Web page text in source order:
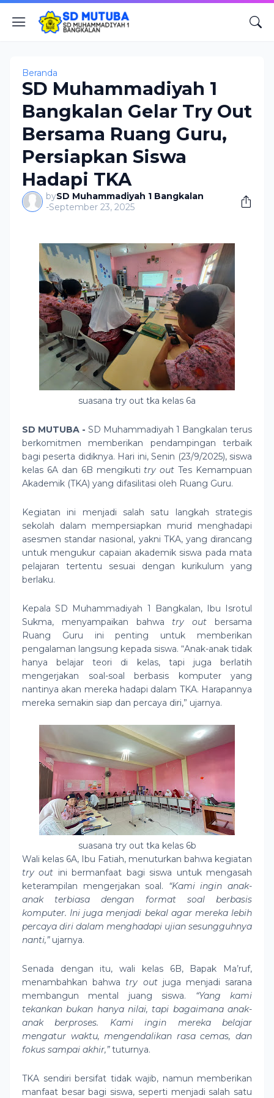
Beranda
SD Muhammadiyah 1
Bangkalan Gelar Try Out
Bersama Ruang Guru,
Persiapkan Siswa
Hadapi TKA
bySD Muhammadiyah 1 Bangkalan
-September 23, 2025
suasana try out tka kelas 6a
SD MUTUBA - SD Muhammadiyah 1 Bangkalan terus
berkomitmen memberikan pendampingan terbaik
bagi peserta didiknya. Hari ini, Senin (23/9/2025), siswa
kelas 6A dan 6B mengikuti try out Tes Kemampuan
Akademik (TKA) yang difasilitasi oleh Ruang Guru.
Kegiatan ini menjadi salah satu langkah strategis
sekolah dalam mempersiapkan murid menghadapi
asesmen standar nasional, yakni TKA, yang dirancang
untuk mengukur capaian akademik siswa pada mata
pelajaran tertentu sesuai dengan kurikulum yang
berlaku.
Kepala SD Muhammadiyah 1 Bangkalan, Ibu Isrotul
Sukma, menyampaikan bahwa try out bersama
Ruang Guru ini penting untuk memberikan
pengalaman langsung kepada siswa. “Anak-anak tidak
hanya belajar teori di kelas, tapi juga berlatih
mengerjakan soal-soal berbasis komputer yang
nantinya akan mereka hadapi dalam TKA. Harapannya
mereka semakin siap dan percaya diri,” ujarnya.
suasana try out tka kelas 6b
Wali kelas 6A, Ibu Fatiah, menuturkan bahwa kegiatan
try out ini bermanfaat bagi siswa untuk mengasah
keterampilan mengerjakan soal. “Kami ingin anak-
anak terbiasa dengan format soal berbasis
komputer. Ini juga menjadi bekal agar mereka lebih
percaya diri dalam menghadapi ujian sesungguhnya
nanti,”ujarnya.
Senada dengan itu, wali kelas 6B, Bapak Ma’ruf,
menambahkan bahwa try outjuga menjadi sarana
membangun mental juang siswa. “Yang kami
tekankan bukan hanya nilai, tapi bagaimana anak-
anak berproses. Kami ingin mereka belajar
mengatur waktu, mengendalikan rasa cemas, dan
fokus sampai akhir,”tuturnya.
TKA sendiri bersifat tidak wajib, namun memberikan
manfaat besar bagi siswa, seperti menjadi salah satu